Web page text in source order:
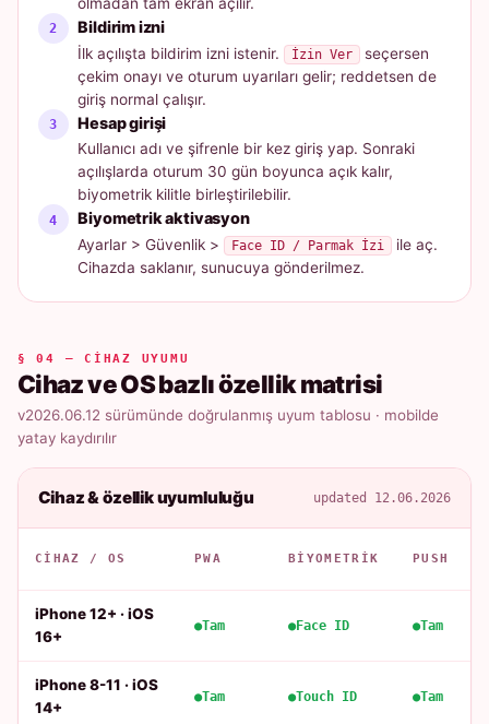
Bildirim izni
İlk açılışta bildirim izni istenir. İzin Ver
seçersen
çekim onayı ve oturum uyarıları gelir; reddetsen de
giriş normal çalışır.
Hesap girişi
Kullanıcı adı ve şifrenle bir kez giriş yap. Sonraki
açılışlarda oturum 30 gün boyunca açık kalır,
biyometrik kilitle birleştirilebilir.
Biyometrik aktivasyon
Ayarlar > Güvenlik > Face ID / Parmak İzi
ile aç.
Cihazda saklanır, sunucuya gönderilmez.
§ 04 — CIHAZ UYUMU
Cihaz ve OS bazlı özellik matrisi
v2026.06.12 sürümünde doğrulanmış uyum tablosu · mobilde
yatay kaydırılır
Cihaz & özellik uyumluluğu updated 12.06.2026
CIHAZ / OS PWA BIYOMETRIK PUSH
iPhone 12+ · iOS
16+
Tam Face ID Tam
iPhone 8-11 · iOS
14+
Tam Touch ID Tam